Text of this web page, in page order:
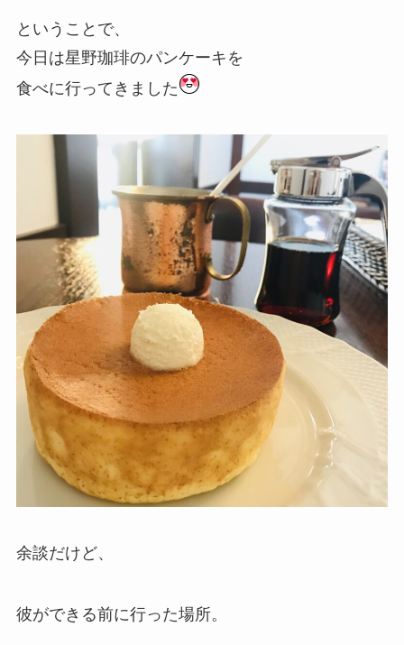
ということで、
今日は星野珈琲のパンケーキを
食べに行ってきました
余談だけど、
彼ができる前に行った場所。